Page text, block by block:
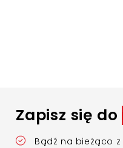
Zapisz się do
Bądź na bieżąco